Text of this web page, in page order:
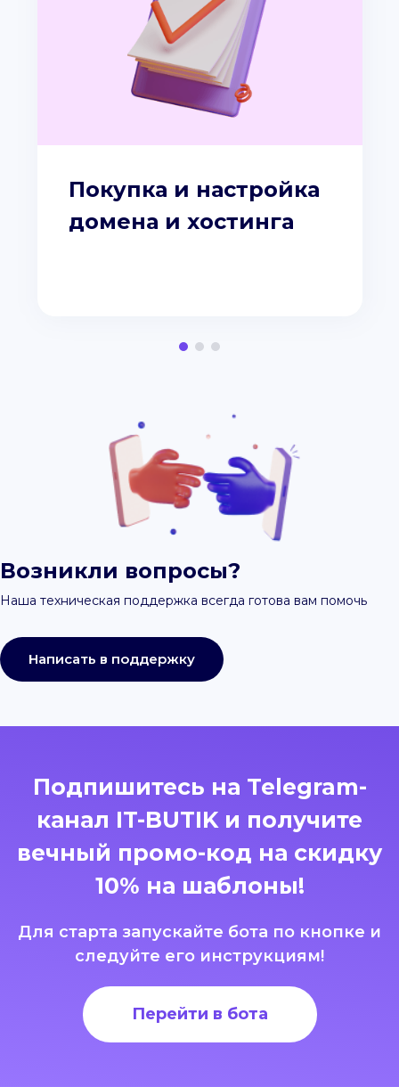
Покупка и настройка
домена и хостинга
Возникли вопросы?
Наша техническая поддержка всегда готова вам помочь
Написать в поддержку
Подпишитесь на Telegram-
канал IT-BUTIK и получите
вечный промо-код на скидку
10% на шаблоны!
Для старта запускайте бота по кнопке и
следуйте его инструкциям!
Перейти в бота